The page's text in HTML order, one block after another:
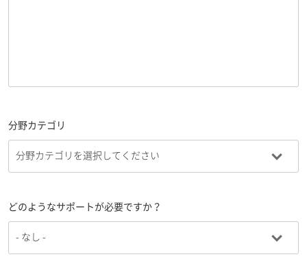
分野カテゴリ
どのようなサポートが必要ですか？